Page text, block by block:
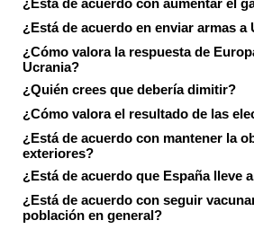
¿Está de acuerdo con aumentar el
¿Está de acuerdo en enviar armas a
¿Cómo valora la respuesta de
Ucrania?
¿Quién crees que debería dimitir?
¿Cómo valora el resultado de las
¿Está de acuerdo con mantener la
exteriores?
¿Está de acuerdo que España lleve
¿Está de acuerdo con seguir
población en general?